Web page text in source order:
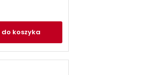
do koszyka